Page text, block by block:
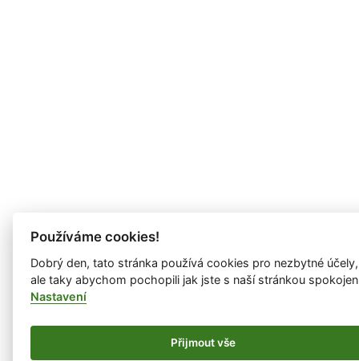
Používáme cookies!
Dobrý den, tato stránka používá cookies pro nezbytné účely,
ale taky abychom pochopili jak jste s naší stránkou
Nastavení
Přijmout vše